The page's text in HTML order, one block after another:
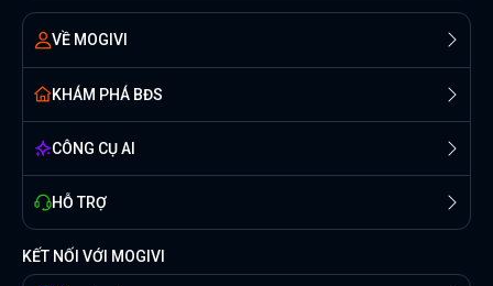
VỀ MOGIVI
KHÁM PHÁ BĐS
CÔNG CỤ AI
HỖ TRỢ
KẾT NỐI VỚI MOGIVI